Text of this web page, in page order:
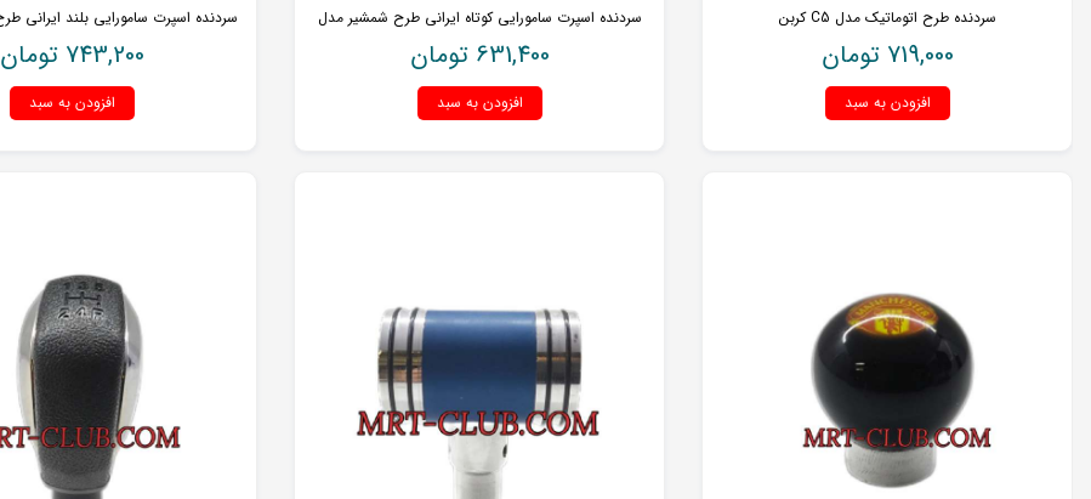
سردنده طرح اتوماتیک مدل C5 کربن
719,000 تومان
افزودن به سبد
سردنده اسپرت سامورایی کوتاه ایرانی طرح شمشیر مدل
631,400 تومان
افزودن به سبد
743,200 تومان
افزودن به سبد